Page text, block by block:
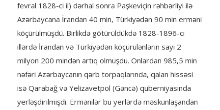
fevral 1828-ci il) dərhal sonra Paşkeviçin rəhbərliyi ilə
Azərbaycana İrandan 40 min, Türkiyədən 90 min erməni
köçürülmüşdü. Birlikdə götürüldükdə 1828-1896-cı
illərdə İrandan və Türkiyədən köçürülənlərin sayı 2
milyon 200 mindən artıq olmuşdu. Onlardan 985,5 min
nəfəri Azərbaycanın qərb torpaqlarında, qalan hissəsi
isə Qarabağ və Yelizavetpol (Gəncə) quberniyasında
yerləşdirilmişdi. Ermənilər bu yerlərdə məskunlaşandan